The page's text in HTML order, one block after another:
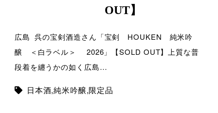
OUT】
広島 呉の宝剣酒造さん「宝剣 HOUKEN 純米吟
醸 ＜白ラベル＞ 2026」【SOLD OUT】上質な普
段着を纏うかの如く広島…
日本酒,純米吟醸,限定品